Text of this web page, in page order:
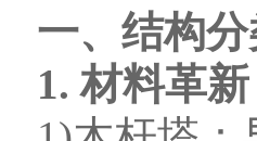
一、结构
1. 材料革